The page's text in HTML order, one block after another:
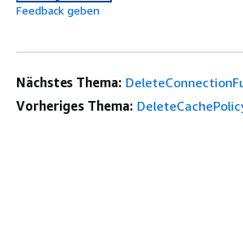
Feedback geben
Nächstes Thema:
Vorheriges Thema: